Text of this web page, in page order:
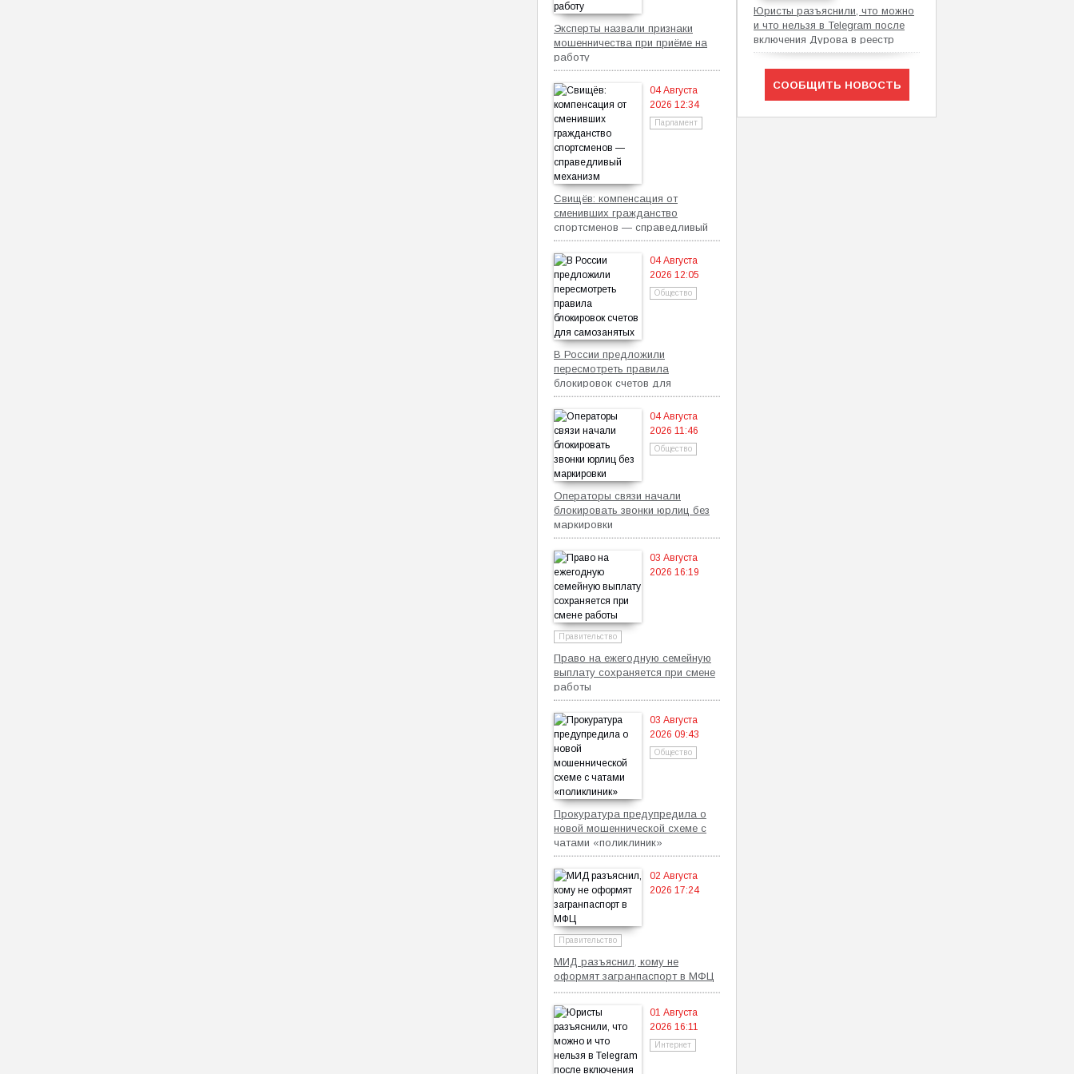
Юристы разъяснили, что можно
и что нельзя в Telegram после
включения Дурова в реестр
Росфинмониторинга
СООБЩИТЬ НОВОСТЬ
Эксперты назвали признаки
мошенничества при приёме на
работу
04 Августа
2026 12:34
Парламент
Свищёв: компенсация от
сменивших гражданство
спортсменов — справедливый
механизм
04 Августа
2026 12:05
Общество
В России предложили
пересмотреть правила
блокировок счетов для
самозанятых
04 Августа
2026 11:46
Общество
Операторы связи начали
блокировать звонки юрлиц без
маркировки
03 Августа
2026 16:19
Правительство
Право на ежегодную семейную
выплату сохраняется при смене
работы
03 Августа
2026 09:43
Общество
Прокуратура предупредила о
новой мошеннической схеме с
чатами «поликлиник»
02 Августа
2026 17:24
Правительство
МИД разъяснил, кому не
оформят загранпаспорт в МФЦ
01 Августа
2026 16:11
Интернет